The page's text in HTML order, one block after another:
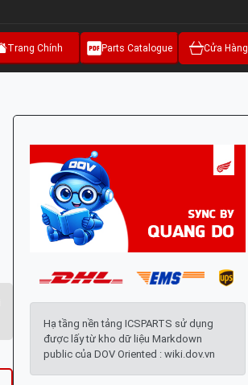
Trang Chính Parts Catalogue Cửa Hàng
Hạ tầng nền tảng ICSPARTS sử dụng
được lấy từ kho dữ liệu Markdown
public của DOV Oriented : wiki.dov.vn